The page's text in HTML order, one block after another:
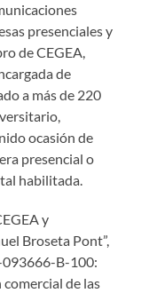
presenciales y
de CEGEA,
de
a más de 220
ocasión de
presencial o
habilitada.
y
Broseta Pont”,
093666-B-100:
de las